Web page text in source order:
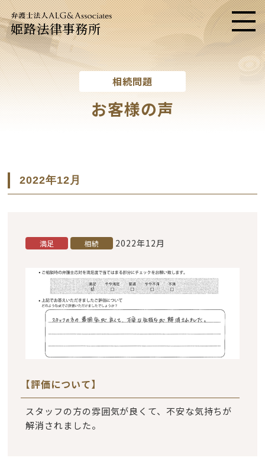
姫路法律事務所 メニ
相続問題
お客様の声
2022年12月
満足 相続 2022年12月
【評価について】
スタッフの方の雰囲気が良くて、不安な気持ちが
解消されました。